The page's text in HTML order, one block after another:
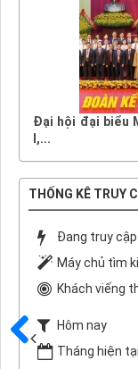
Đại hội đại biểu
I,...
THỐNG KÊ TRUY
Đang truy cập
Máy chủ tìm
Khách viếng
Hôm nay
Tháng hiện tại
Trước